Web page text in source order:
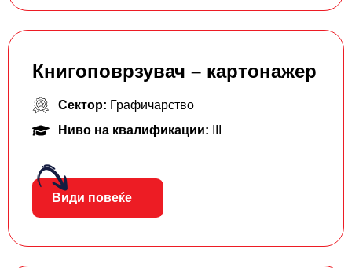
Книгоповрзувач – картонажер
Сектор: Графичарство
Ниво на квалификации:
Види повеќе